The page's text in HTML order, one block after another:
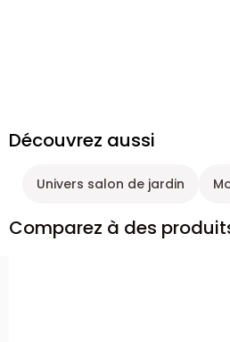
Découvrez aussi
Univers salon de jardin
Comparez à des